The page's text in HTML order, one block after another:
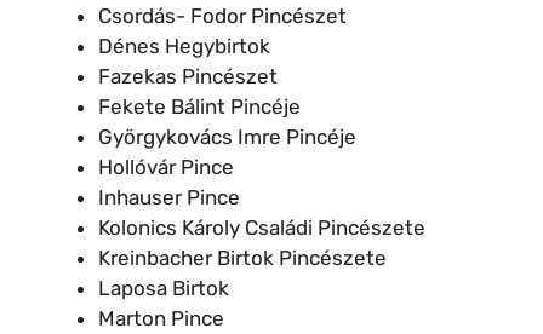
Csordás- Fodor Pincészet
Dénes Hegybirtok
Fazekas Pincészet
Fekete Bálint Pincéje
Györgykovács Imre Pincéje
Hollóvár Pince
Inhauser Pince
Kolonics Károly Családi Pincészete
Kreinbacher Birtok Pincészete
Laposa Birtok
Marton Pince